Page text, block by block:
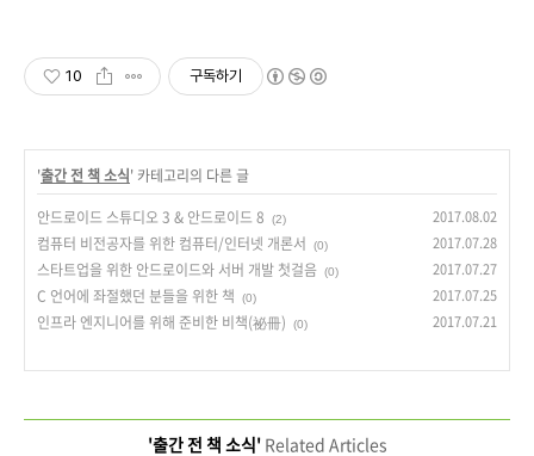
10 구독하기
'출간 전 책 소식' 카테고리의 다른 글
안드로이드 스튜디오 3 & 안드로이드 8
(2) 2017.08.02
컴퓨터 비전공자를 위한 컴퓨터/인터넷 개론서 (0) 2017.07.28
스타트업을 위한 안드로이드와 서버 개발 첫걸음 (0) 2017.07.27
C 언어에 좌절했던 분들을 위한 책 (0) 2017.07.25
인프라 엔지니어를 위해 준비한 비책(祕冊) (0) 2017.07.21
'출간 전 책 소식'Related Articles